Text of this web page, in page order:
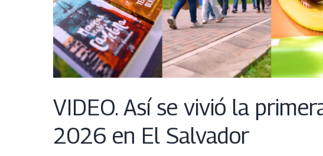
VIDEO. Así se vivió la
2026 en El Salvador